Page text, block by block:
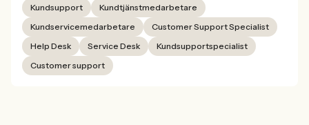
Kundsupport
Kundtjänstmedarbetare
Kundservicemedarbetare
Customer Support Specialist
Help Desk
Service Desk
Kundsupportspecialist
Customer support